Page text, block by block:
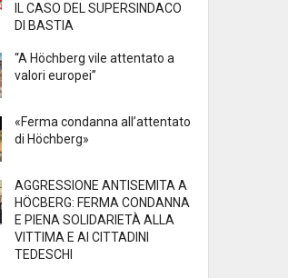
IL CASO DEL SUPERSINDACO
DI BASTIA
“A Höchberg vile attentato a
valori europei”
«Ferma condanna all’attentato
di Höchberg»
AGGRESSIONE ANTISEMITA A
HÖCBERG: FERMA CONDANNA
E PIENA SOLIDARIETÀ ALLA
VITTIMA E AI CITTADINI
TEDESCHI